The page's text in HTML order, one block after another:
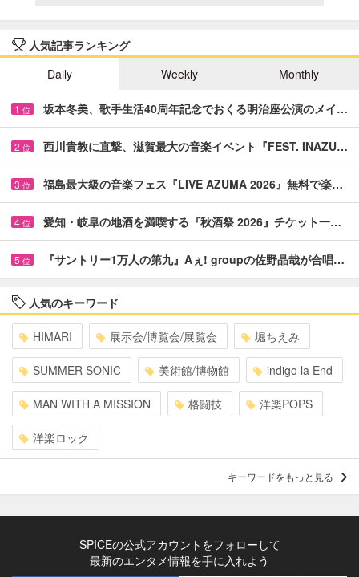
人気記事ランキング
Daily
Weekly Monthly
1 位 坂本冬美、歌手生活40周年記念でおくる明治座公演のメイ…
2 位 西川貴教に直撃、滋賀最大の音楽イベント『FEST. INAZU…
3 位 福島最大級の音楽フェス『LIVE AZUMA 2026』無料で楽…
4 位 愛知・岐阜の地酒を満喫する『秋酒祭 2026』チケット一…
5 位 『サントリー1万人の第九』Aぇ! groupの佐野晶哉が合唱…
人気のキーワード
HIMARI 展示会/博覧会/展覧会 堀ちえみ
SUMMER SONIC 美術館/博物館 indigo la End
MAN WITH A MISSION 格闘技 洋楽POPS
洋楽ロック
キーワードをもっと見る
SPICEの公式アカウントをフォローして
最新のエンタメ情報を手に入れよう